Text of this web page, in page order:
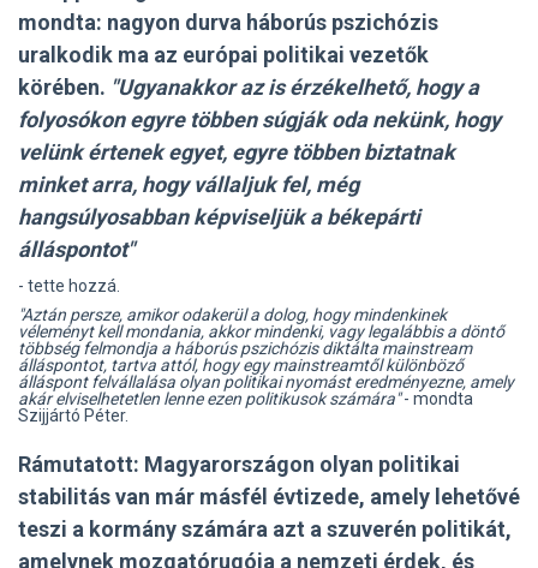
mondta: nagyon durva háborús pszichózis
uralkodik ma az európai politikai vezetők
körében. "Ugyanakkor az is érzékelhető, hogy a
folyosókon egyre többen súgják oda nekünk, hogy
velünk értenek egyet, egyre többen biztatnak
minket arra, hogy vállaljuk fel, még
hangsúlyosabban képviseljük a békepárti
álláspontot"
- tette hozzá.
"Aztán persze, amikor odakerül a dolog, hogy mindenkinek
véleményt kell mondania, akkor mindenki, vagy legalábbis a döntő
többség felmondja a háborús pszichózis diktálta mainstream
álláspontot, tartva attól, hogy egy mainstreamtől különböző
álláspont felvállalása olyan politikai nyomást eredményezne, amely
akár elviselhetetlen lenne ezen politikusok számára"- mondta
Szijjártó Péter.
Rámutatott: Magyarországon olyan politikai
stabilitás van már másfél évtizede, amely lehetővé
teszi a kormány számára azt a szuverén politikát,
amelynek mozgatórugója a nemzeti érdek, és